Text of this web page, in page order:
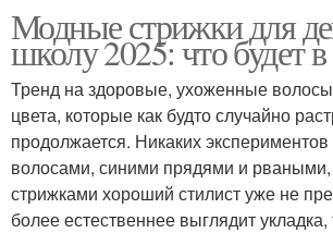
Модные стрижки для
школу 2025: что будет
Тренд на здоровые, ухоженные
цвета, которые как будто случайно
продолжается. Никаких
волосами, синими прядями и
стрижками хороший стилист уже не
более естественнее выглядит